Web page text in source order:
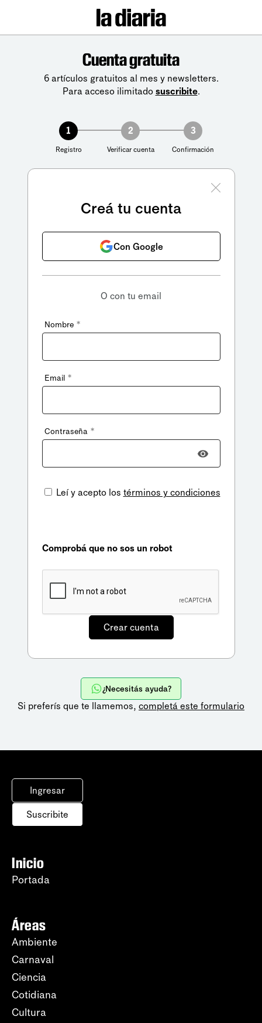
Cuenta gratuita
6 artículos gratuitos al mes y newsletters.
Para acceso ilimitado suscribite.
1
Registro
2
Verificar cuenta
3
Confirmación
Creá tu cuenta
Con Google
O con tu email
Nombre *
Email *
Contraseña *
Leí y acepto los términos y condiciones
Comprobá que no sos un robot
¿Necesitás ayuda?
Si preferís que te llamemos, completá este formulario
Ingresar
Suscribite
Inicio
Portada
Áreas
Ambiente
Carnaval
Ciencia
Cotidiana
Cultura